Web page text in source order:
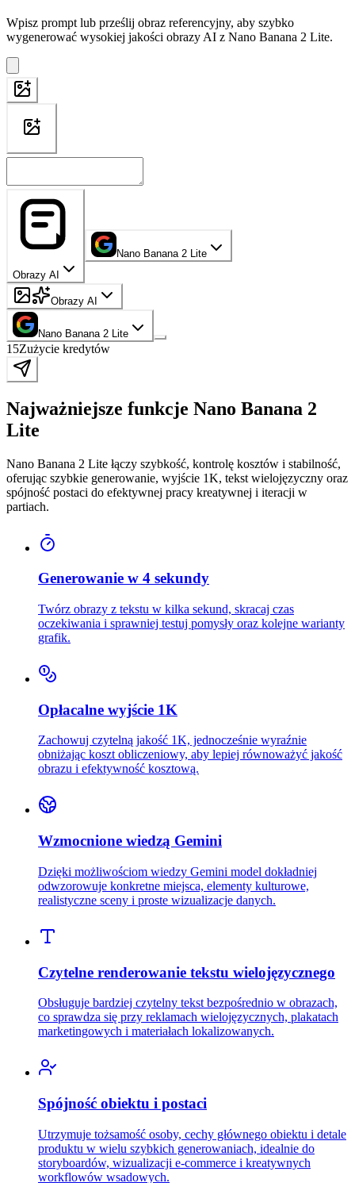
Wpisz prompt lub prześlij obraz referencyjny, aby szybko
wygenerować wysokiej jakości obrazy AI z Nano Banana 2 Lite.
Obrazy AI
Nano Banana 2 Lite
Obrazy AI
Nano Banana 2 Lite
15Zużycie kredytów
Najważniejsze funkcje Nano Banana 2
Lite
Nano Banana 2 Lite łączy szybkość, kontrolę kosztów i stabilność,
oferując szybkie generowanie, wyjście 1K, tekst wielojęzyczny oraz
spójność postaci do efektywnej pracy kreatywnej i iteracji w
partiach.
Generowanie w 4 sekundy
Twórz obrazy z tekstu w kilka sekund, skracaj czas
oczekiwania i sprawniej testuj pomysły oraz kolejne warianty
grafik.
Opłacalne wyjście 1K
Zachowuj czytelną jakość 1K, jednocześnie wyraźnie
obniżając koszt obliczeniowy, aby lepiej równoważyć jakość
obrazu i efektywność kosztową.
Wzmocnione wiedzą Gemini
Dzięki możliwościom wiedzy Gemini model dokładniej
odwzorowuje konkretne miejsca, elementy kulturowe,
realistyczne sceny i proste wizualizacje danych.
Czytelne renderowanie tekstu wielojęzycznego
Obsługuje bardziej czytelny tekst bezpośrednio w obrazach,
co sprawdza się przy reklamach wielojęzycznych, plakatach
marketingowych i materiałach lokalizowanych.
Spójność obiektu i postaci
Utrzymuje tożsamość osoby, cechy głównego obiektu i detale
produktu w wielu szybkich generowaniach, idealnie do
storyboardów, wizualizacji e-commerce i kreatywnych
workflowów wsadowych.